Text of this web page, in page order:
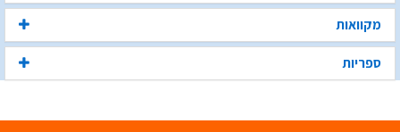
מקוואות
ספריות